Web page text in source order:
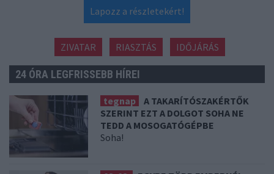
Lapozz a részletekért!
ZIVATAR RIASZTÁS IDŐJÁRÁS
24 ÓRA LEGFRISSEBB HÍREI
tegnap
A TAKARÍTÓSZAKÉRTŐK
SZERINT EZT A DOLGOT SOHA NE
TEDD A MOSOGATÓGÉPBE
Soha!